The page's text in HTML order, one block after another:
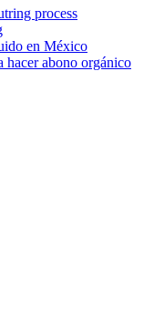
process
en México
hacer abono orgánico